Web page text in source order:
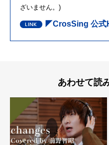
ざいません。)
◤CrosSing 公式
あわせて読